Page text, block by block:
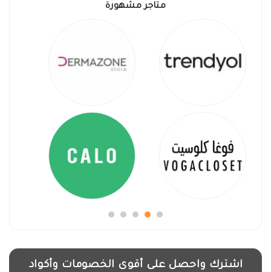
متاجر مشهورة
اشترك واحصل على أقوى الخصومات وأكواد